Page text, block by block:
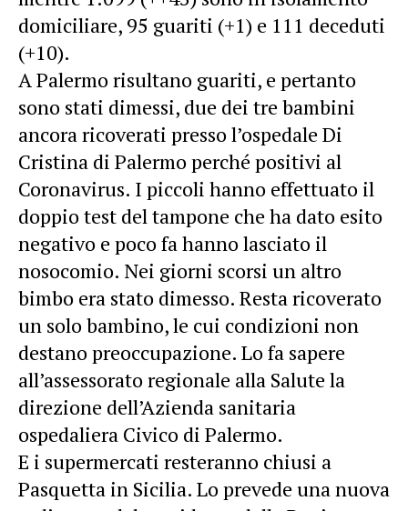
domiciliare, 95 guariti (+1) e 111 deceduti
(+10).
A Palermo risultano guariti, e pertanto
sono stati dimessi, due dei tre bambini
ancora ricoverati presso l’ospedale Di
Cristina di Palermo perché positivi al
Coronavirus. I piccoli hanno effettuato il
doppio test del tampone che ha dato esito
negativo e poco fa hanno lasciato il
nosocomio. Nei giorni scorsi un altro
bimbo era stato dimesso. Resta ricoverato
un solo bambino, le cui condizioni non
destano preoccupazione. Lo fa sapere
all’assessorato regionale alla Salute la
direzione dell’Azienda sanitaria
ospedaliera Civico di Palermo.
E i supermercati resteranno chiusi a
Pasquetta in Sicilia. Lo prevede una nuova